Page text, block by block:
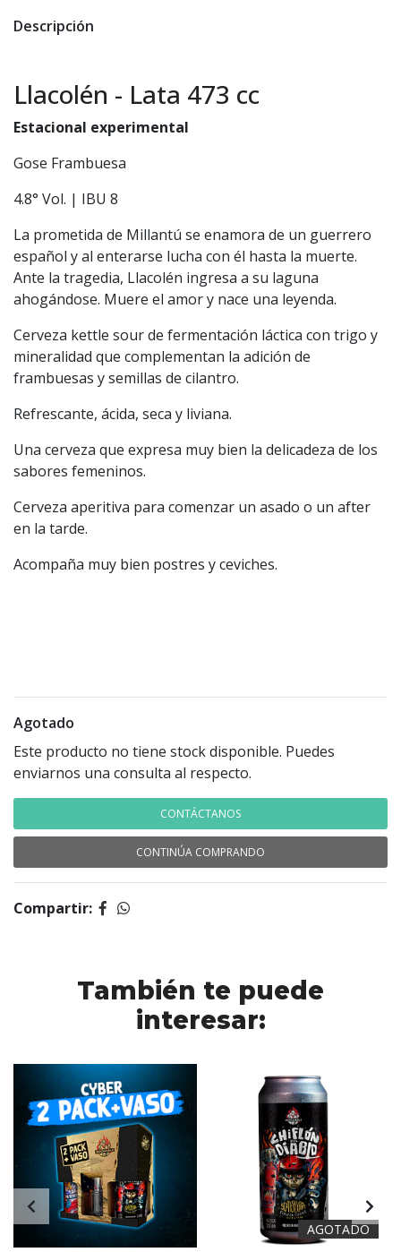
Descripción
Llacolén - Lata 473 cc
Estacional experimental
Gose Frambuesa
4.8° Vol. | IBU 8
La prometida de Millantú se enamora de un guerrero
español y al enterarse lucha con él hasta la muerte.
Ante la tragedia, Llacolén ingresa a su laguna
ahogándose. Muere el amor y nace una leyenda.
Cerveza kettle sour de fermentación láctica con trigo y
mineralidad que complementan la adición de
frambuesas y semillas de cilantro.
Refrescante, ácida, seca y liviana.
Una cerveza que expresa muy bien la delicadeza de los
sabores femeninos.
Cerveza aperitiva para comenzar un asado o un after
en la tarde.
Acompaña muy bien postres y ceviches.
Agotado
Este producto no tiene stock disponible. Puedes
enviarnos una consulta al respecto.
CONTÁCTANOS
CONTINÚA COMPRANDO
Compartir:
También te puede
interesar:
AGOTADO